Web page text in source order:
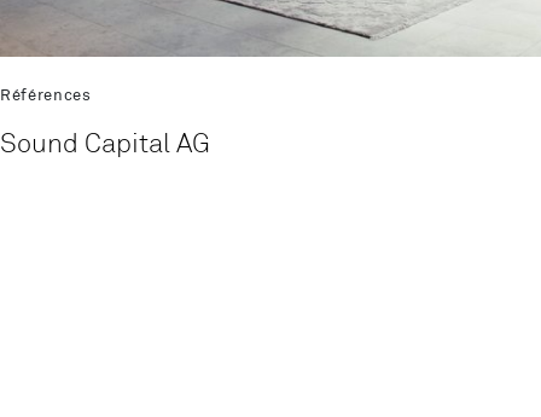
Références
Sound Capital AG